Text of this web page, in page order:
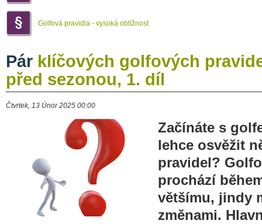
Golfová pravidla - vysoká obtížnost
Pár klíčových golfových
před sezonou, 1. díl
Čtvrtek, 13 Únor 2025 00:00
Začínáte s
lehce osvěžit
pravidel?
prochází
většímu, jindy
změnami.